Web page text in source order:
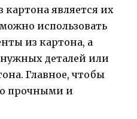
картона является их
использовать
из картона, а
деталей или
Главное, чтобы
прочными и